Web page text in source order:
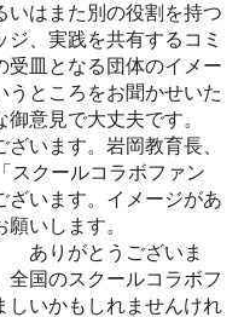
いはまた別の役割を持つ
、実践を共有するコミ
受皿となる団体のイメー
うところをお聞かせいた
意見で大丈夫です。
います。岩岡教育長、
スクールコラボファン
ざいます。イメージがあ
いします。
ありがとうございま
全国のスクールコラボフ
しいかもしれませんけれ